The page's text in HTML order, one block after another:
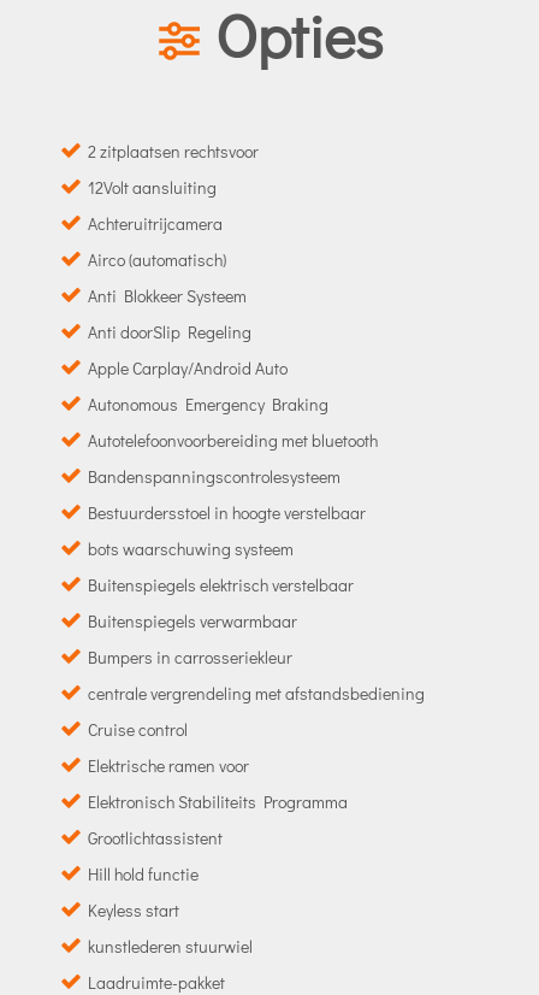
Opties
2 zitplaatsen rechtsvoor
12Volt aansluiting
Achteruitrijcamera
Airco (automatisch)
Anti Blokkeer Systeem
Anti doorSlip Regeling
Apple Carplay/Android Auto
Autonomous Emergency Braking
Autotelefoonvoorbereiding met bluetooth
Bandenspanningscontrolesysteem
Bestuurdersstoel in hoogte verstelbaar
bots waarschuwing systeem
Buitenspiegels elektrisch verstelbaar
Buitenspiegels verwarmbaar
Bumpers in carrosseriekleur
centrale vergrendeling met afstandsbediening
Cruise control
Elektrische ramen voor
Elektronisch Stabiliteits Programma
Grootlichtassistent
Hill hold functie
Keyless start
kunstlederen stuurwiel
Laadruimte-pakket